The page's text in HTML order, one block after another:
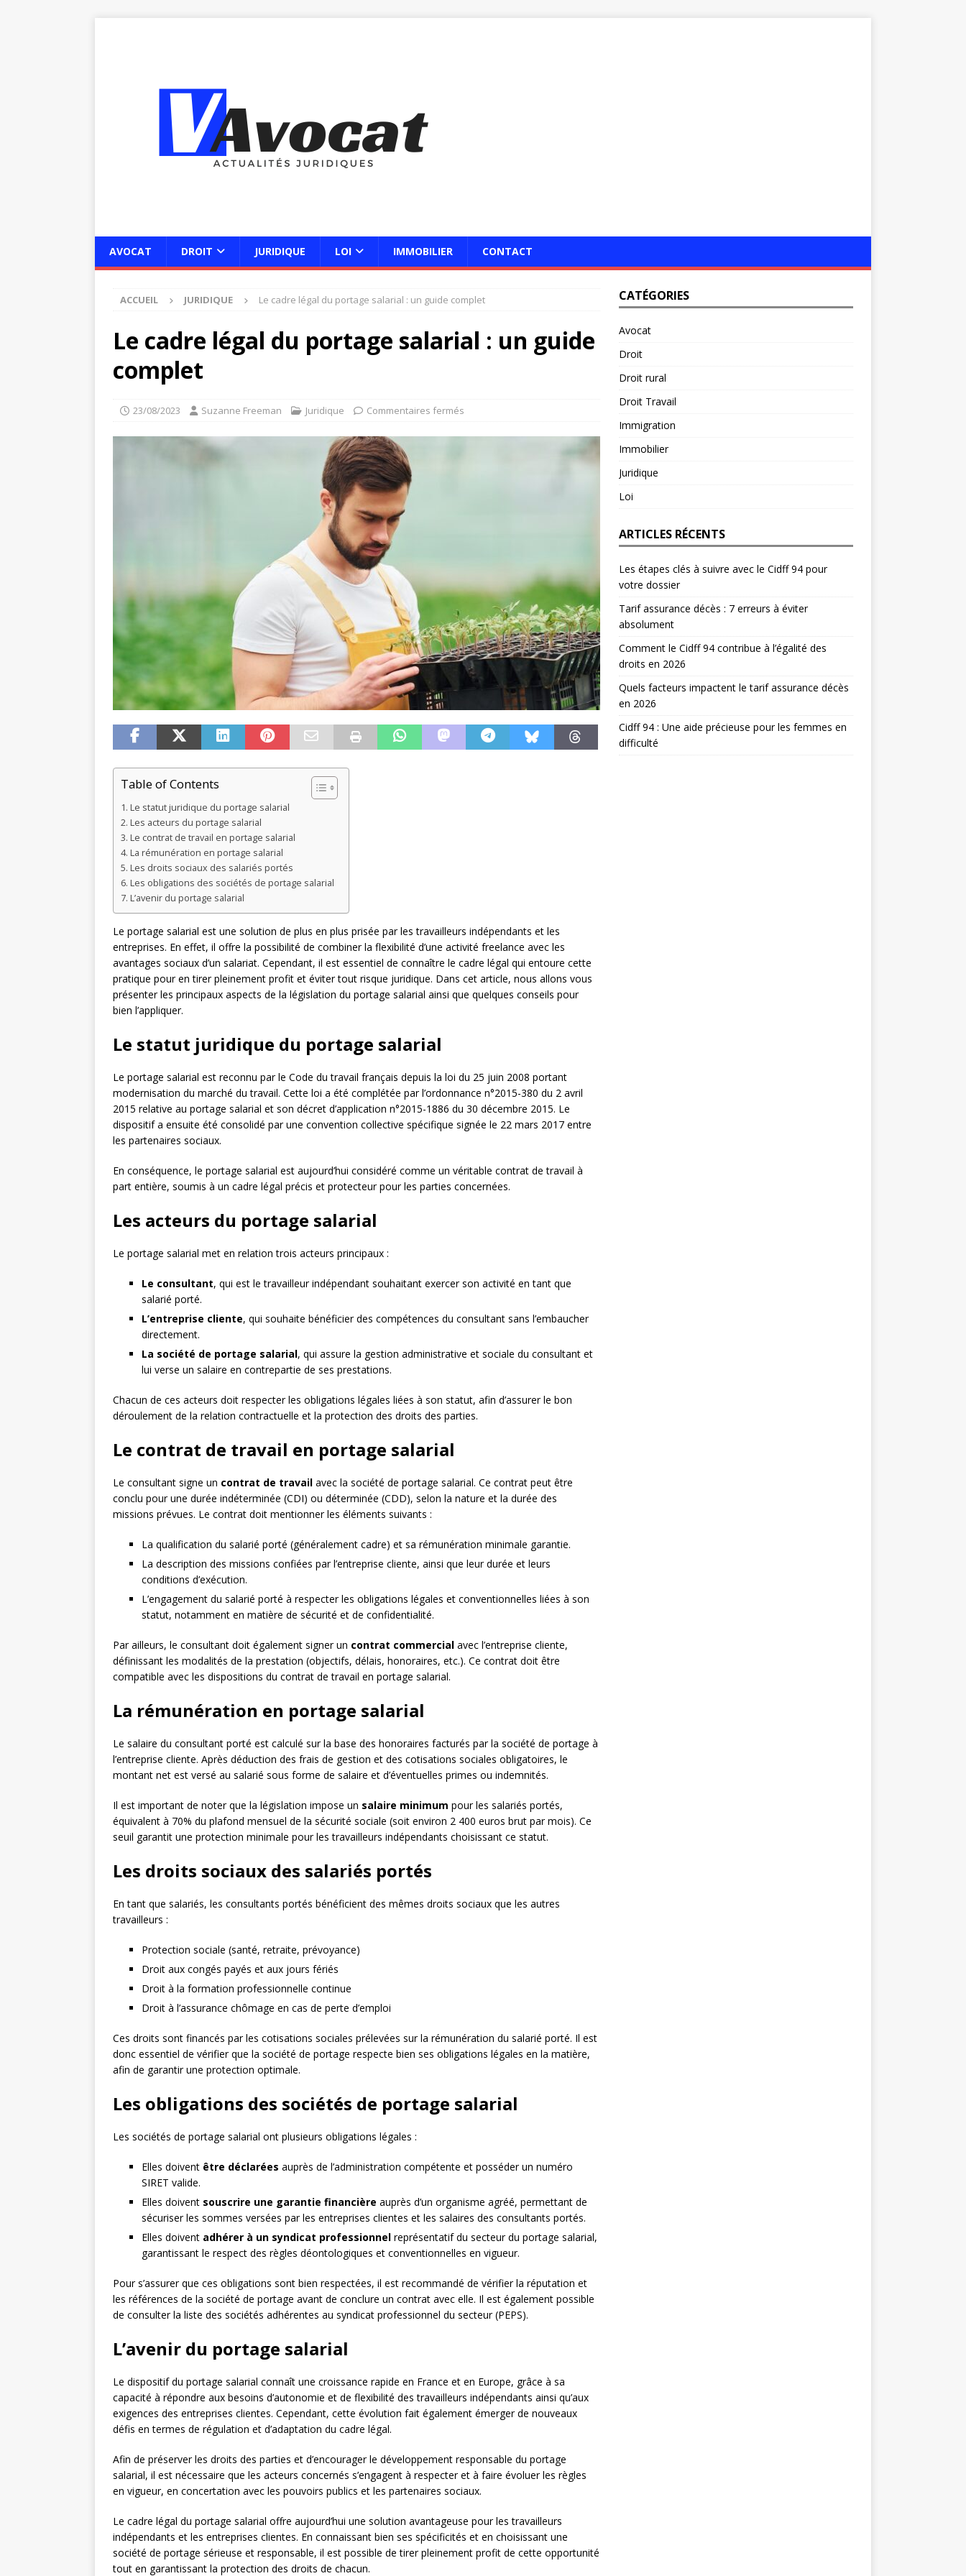
AVOCAT DROIT JURIDIQUE LOI IMMOBILIER CONTACT
ACCUEIL JURIDIQUE Le cadre légal du portage salarial : un guide complet
Le cadre légal du portage salarial : un guide
complet
23/08/2023 Suzanne Freeman Juridique Commentaires fermés
Table of Contents
Le statut juridique du portage salarial
Les acteurs du portage salarial
Le contrat de travail en portage salarial
La rémunération en portage salarial
Les droits sociaux des salariés portés
Les obligations des sociétés de portage salarial
L’avenir du portage salarial
Le portage salarial est une solution de plus en plus prisée par les travailleurs indépendants et les
entreprises. En effet, il offre la possibilité de combiner la flexibilité d’une activité freelance avec les
avantages sociaux d’un salariat. Cependant, il est essentiel de connaître le cadre légal qui entoure cette
pratique pour en tirer pleinement profit et éviter tout risque juridique. Dans cet article, nous allons vous
présenter les principaux aspects de la législation du portage salarial ainsi que quelques conseils pour
bien l’appliquer.
Le statut juridique du portage salarial
Le portage salarial est reconnu par le Code du travail français depuis la loi du 25 juin 2008 portant
modernisation du marché du travail. Cette loi a été complétée par l’ordonnance n°2015-380 du 2 avril
2015 relative au portage salarial et son décret d’application n°2015-1886 du 30 décembre 2015. Le
dispositif a ensuite été consolidé par une convention collective spécifique signée le 22 mars 2017 entre
les partenaires sociaux.
En conséquence, le portage salarial est aujourd’hui considéré comme un véritable contrat de travail à
part entière, soumis à un cadre légal précis et protecteur pour les parties concernées.
Les acteurs du portage salarial
Le portage salarial met en relation trois acteurs principaux :
Le consultant, qui est le travailleur indépendant souhaitant exercer son activité en tant que
salarié porté.
L’entreprise cliente, qui souhaite bénéficier des compétences du consultant sans l’embaucher
directement.
La société de portage salarial, qui assure la gestion administrative et sociale du consultant et
lui verse un salaire en contrepartie de ses prestations.
Chacun de ces acteurs doit respecter les obligations légales liées à son statut, afin d’assurer le bon
déroulement de la relation contractuelle et la protection des droits des parties.
Le contrat de travail en portage salarial
Le consultant signe un contrat de travail avec la société de portage salarial. Ce contrat peut être
conclu pour une durée indéterminée (CDI) ou déterminée (CDD), selon la nature et la durée des
missions prévues. Le contrat doit mentionner les éléments suivants :
La qualification du salarié porté (généralement cadre) et sa rémunération minimale garantie.
La description des missions confiées par l’entreprise cliente, ainsi que leur durée et leurs
conditions d’exécution.
L’engagement du salarié porté à respecter les obligations légales et conventionnelles liées à son
statut, notamment en matière de sécurité et de confidentialité.
Par ailleurs, le consultant doit également signer un contrat commercial avec l’entreprise cliente,
définissant les modalités de la prestation (objectifs, délais, honoraires, etc.). Ce contrat doit être
compatible avec les dispositions du contrat de travail en portage salarial.
La rémunération en portage salarial
Le salaire du consultant porté est calculé sur la base des honoraires facturés par la société de portage à
l’entreprise cliente. Après déduction des frais de gestion et des cotisations sociales obligatoires, le
montant net est versé au salarié sous forme de salaire et d’éventuelles primes ou indemnités.
Il est important de noter que la législation impose un salaire minimum pour les salariés portés,
équivalent à 70% du plafond mensuel de la sécurité sociale (soit environ 2 400 euros brut par mois). Ce
seuil garantit une protection minimale pour les travailleurs indépendants choisissant ce statut.
Les droits sociaux des salariés portés
En tant que salariés, les consultants portés bénéficient des mêmes droits sociaux que les autres
travailleurs :
Protection sociale (santé, retraite, prévoyance)
Droit aux congés payés et aux jours fériés
Droit à la formation professionnelle continue
Droit à l’assurance chômage en cas de perte d’emploi
Ces droits sont financés par les cotisations sociales prélevées sur la rémunération du salarié porté. Il est
donc essentiel de vérifier que la société de portage respecte bien ses obligations légales en la matière,
afin de garantir une protection optimale.
Les obligations des sociétés de portage salarial
Les sociétés de portage salarial ont plusieurs obligations légales :
Elles doivent être déclarées auprès de l’administration compétente et posséder un numéro
SIRET valide.
Elles doivent souscrire une garantie financière auprès d’un organisme agréé, permettant de
sécuriser les sommes versées par les entreprises clientes et les salaires des consultants portés.
Elles doivent adhérer à un syndicat professionnel représentatif du secteur du portage salarial,
garantissant le respect des règles déontologiques et conventionnelles en vigueur.
Pour s’assurer que ces obligations sont bien respectées, il est recommandé de vérifier la réputation et
les références de la société de portage avant de conclure un contrat avec elle. Il est également possible
de consulter la liste des sociétés adhérentes au syndicat professionnel du secteur (PEPS).
L’avenir du portage salarial
Le dispositif du portage salarial connaît une croissance rapide en France et en Europe, grâce à sa
capacité à répondre aux besoins d’autonomie et de flexibilité des travailleurs indépendants ainsi qu’aux
exigences des entreprises clientes. Cependant, cette évolution fait également émerger de nouveaux
défis en termes de régulation et d’adaptation du cadre légal.
Afin de préserver les droits des parties et d’encourager le développement responsable du portage
salarial, il est nécessaire que les acteurs concernés s’engagent à respecter et à faire évoluer les règles
en vigueur, en concertation avec les pouvoirs publics et les partenaires sociaux.
Le cadre légal du portage salarial offre aujourd’hui une solution avantageuse pour les travailleurs
indépendants et les entreprises clientes. En connaissant bien ses spécificités et en choisissant une
société de portage sérieuse et responsable, il est possible de tirer pleinement profit de cette opportunité
tout en garantissant la protection des droits de chacun.
CATÉGORIES
Avocat
Droit
Droit rural
Droit Travail
Immigration
Immobilier
Juridique
Loi
ARTICLES RÉCENTS
Les étapes clés à suivre avec le Cidff 94 pour
votre dossier
Tarif assurance décès : 7 erreurs à éviter
absolument
Comment le Cidff 94 contribue à l’égalité des
droits en 2026
Quels facteurs impactent le tarif assurance décès
en 2026
Cidff 94 : Une aide précieuse pour les femmes en
difficulté